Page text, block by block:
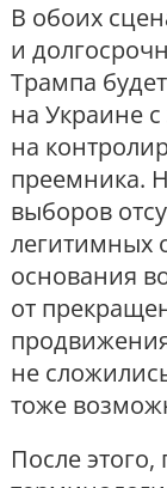
В обоих
и
Трампа
на Украине
на
преемника.
выборов
легитимных
основания
от
не
тоже
После